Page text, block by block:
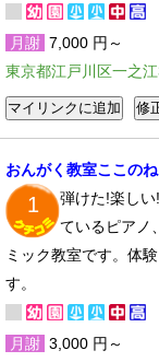
月謝 7,000 円～
東京都江戸川区一之
おんがく教室ここのね
1
弾けた!楽し
ているピアノ
ミック教室です。体
す。
月謝 3,000 円～